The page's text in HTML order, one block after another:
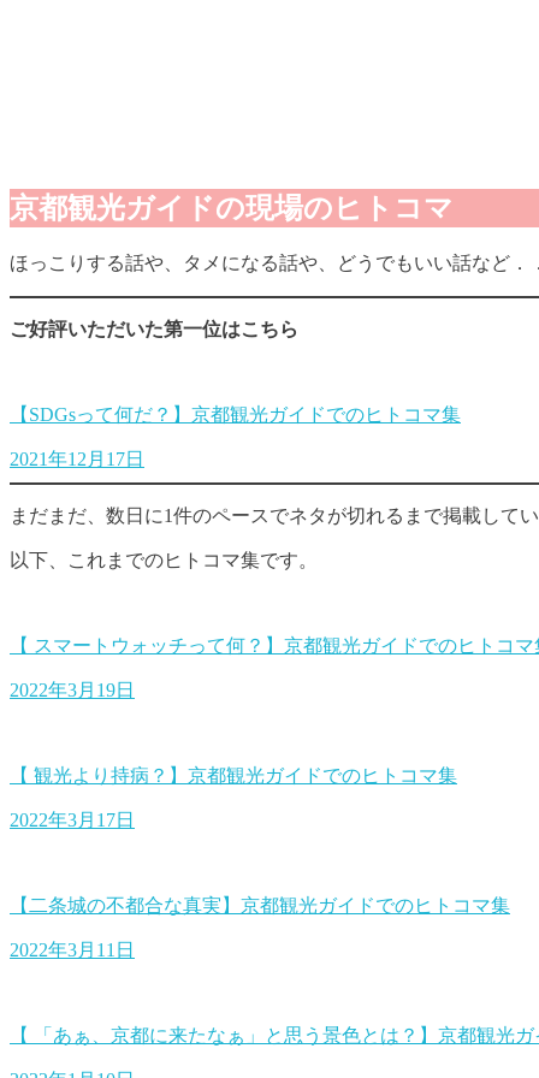
京都観光ガイドの現場のヒトコマ
ほっこりする話や、タメになる話や、どうでもいい話など．
ご好評いただいた第一位はこちら
【SDGsって何だ？】京都観光ガイドでのヒトコマ集
2021年12月17日
まだまだ、数日に1件のペースでネタが切れるまで掲載してい
以下、これまでのヒトコマ集です。
【 スマートウォッチって何？】京都観光ガイドでのヒトコマ
2022年3月19日
【 観光より持病？】京都観光ガイドでのヒトコマ集
2022年3月17日
【二条城の不都合な真実】京都観光ガイドでのヒトコマ集
2022年3月11日
【 「あぁ、京都に来たなぁ」と思う景色とは？】京都観光